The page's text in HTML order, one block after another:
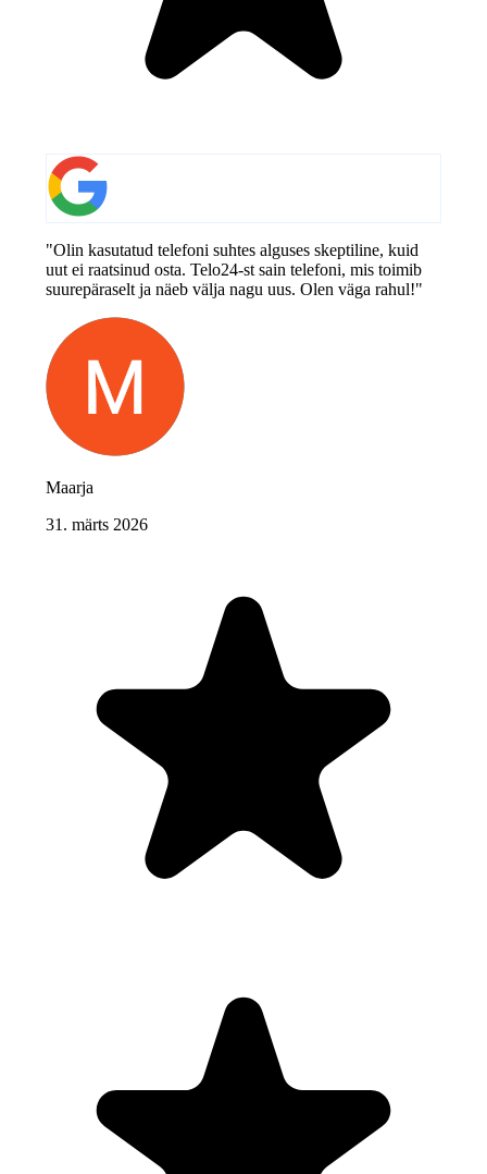
"Olin kasutatud telefoni suhtes alguses skeptiline, kuid
uut ei raatsinud osta. Telo24-st sain telefoni, mis toimib
suurepäraselt ja näeb välja nagu uus. Olen väga rahul!"
Maarja
31. märts 2026